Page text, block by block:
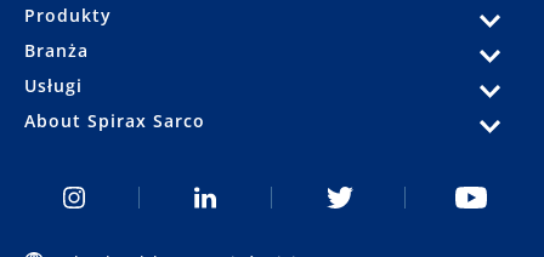
Produkty
Branża
Usługi
About Spirax Sarco